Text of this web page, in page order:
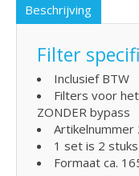
Beschrijving
Filter
Inclusief BTW
Filters voor
ZONDER bypass
Artikelnummer
1 set is 2
Formaat ca.